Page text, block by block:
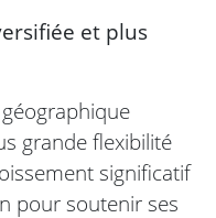
et plus
grande flexibilité
significatif
pour soutenir ses